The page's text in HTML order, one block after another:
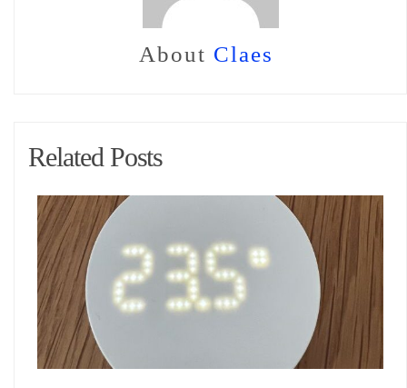
About Claes
Related Posts